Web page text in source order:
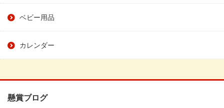
ベビー用品
カレンダー
懸賞ブログ